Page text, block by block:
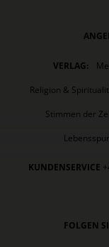
VERLAG:
Religion &
Stimmen der
KUNDENSERVICE
FOLGEN